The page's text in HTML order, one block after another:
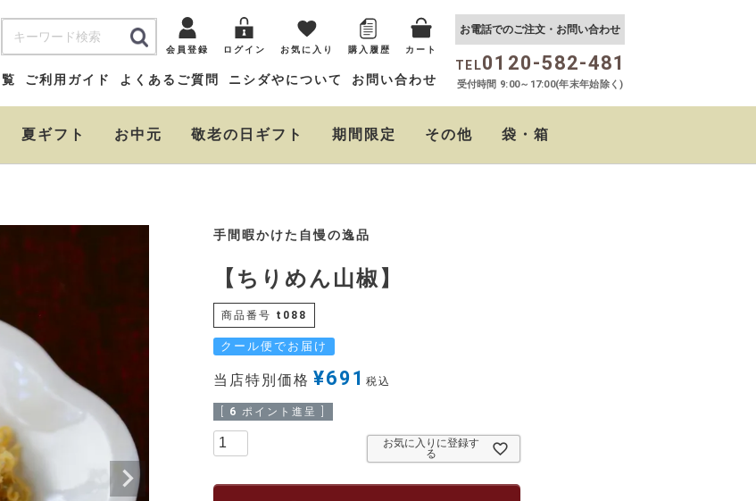
会員登録 ログイン お気に入り 購入履歴 カート
ご利用ガイド よくあるご質問 ニシダやについて お問い合わせ
お電話でのご注文・お問い合わせ
TEL0120-582-481
受付時間 9:00～17:00(年末年始除く)
夏ギフト お中元 敬老の日ギフト 期間限定 その他 袋・箱
手間暇かけた自慢の逸品
【ちりめん山椒】
商品番号 t088
クール便でお届け
当店特別価格 ¥691 税込
6 ポイント進呈 ]
お気に入りに登録す
る